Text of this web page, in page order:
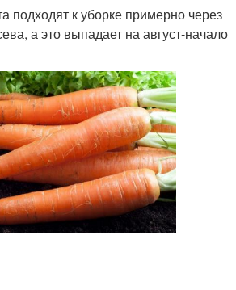
подходят к уборке примерно через
а это выпадает на август-начало